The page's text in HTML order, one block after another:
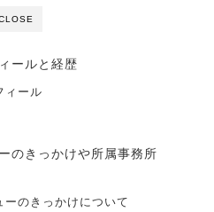
ールと経歴
ィール
のきっかけや所属事務所
ーのきっかけについて